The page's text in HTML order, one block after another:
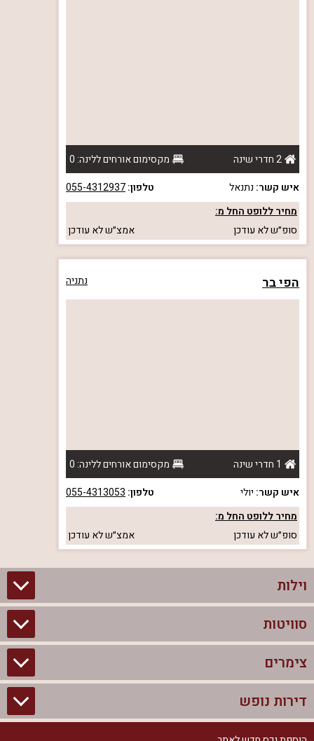
2 חדרי שינה
מקסימום אורחים ללינה: 0
איש קשר: נתנאל טלפון:055-4312937
מחיר ללופט החל מ:
סופ״שלא עודכן אמצ״שלא עודכן
הפי בר נתניה
1 חדרי שינה
מקסימום אורחים ללינה: 0
איש קשר: יולי טלפון: 055-4313053
מחיר ללופט החל מ:
סופ״שלא עודכן אמצ״שלא עודכן
וילות
וילות בצפון
וילות להשכרה
וילות למסיבת רווקים
סוויטות
סוויטות בצפון
צימרים לזוגות עם בריכה פרטית
צימרים
צימרים בצפון
צימרים לזוגות
דירות נופש